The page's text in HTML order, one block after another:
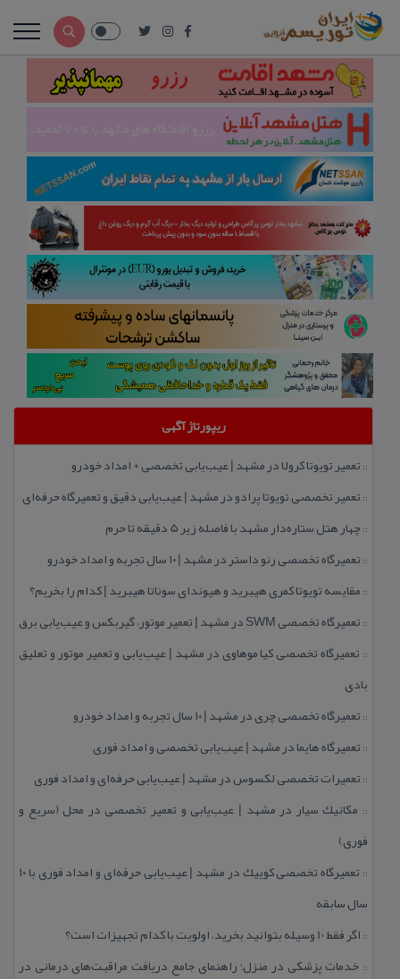
ریپورتاژ آگهی
:: تعمیر تویوتا كرولا در مشهد | عیب‌یابی تخصصی + امداد خودرو
:: تعمیر تخصصی تویوتا پرادو در مشهد | عیب‌یابی دقیق و تعمیرگاه حرفه‌ای
::چهار هتل‌ ستاره‌دار مشهد با فاصله زیر 5 دقیقه تا حرم
:: تعمیرگاه تخصصی رنو داستر در مشهد | ۱۰ سال تجربه و امداد خودرو
:: مقایسه تویوتا كمری هیبرید و هیوندای سوناتا هیبرید | كدام را بخریم؟
:: تعمیرگاه تخصصی SWM در مشهد | تعمیر موتور، گیربكس و عیب‌یابی برق
:: تعمیرگاه تخصصی كیا موهاوی در مشهد | عیب‌یابی و تعمیر موتور و تعلیق
بادی
:: تعمیرگاه تخصصی چری در مشهد | ۱۰ سال تجربه و امداد خودرو
:: تعمیرگاه هایما در مشهد | عیب‌یابی تخصصی و امداد فوری
:: تعمیرات تخصصی لكسوس در مشهد | عیب‌یابی حرفه‌ای و امداد فوری
:: مكانیك سیار در مشهد | عیب‌یابی و تعمیر تخصصی در محل (سریع و
فوری)
::
تعمیرگاه تخصصی كوییك در مشهد | عیب‌یابی حرفه‌ای و امداد فوری با ۱۰
سال سابقه
:: اگر فقط 10 وسیله بتوانید بخرید، اولویت با كدام تجهیزات است؟
:: خدمات پزشكی در منزل؛ راهنمای جامع دریافت مراقبت‌های درمانی در